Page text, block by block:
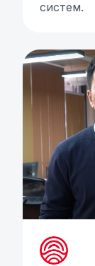
систем.